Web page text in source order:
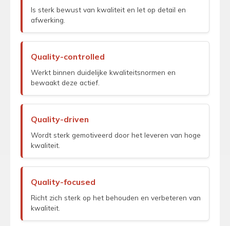
Is sterk bewust van kwaliteit en let op detail en
afwerking.
Quality-controlled
Werkt binnen duidelijke kwaliteitsnormen en
bewaakt deze actief.
Quality-driven
Wordt sterk gemotiveerd door het leveren van hoge
kwaliteit.
Quality-focused
Richt zich sterk op het behouden en verbeteren van
kwaliteit.